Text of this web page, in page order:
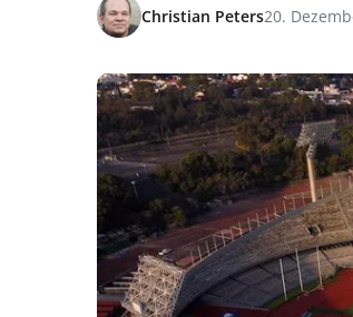
Christian Peters20.